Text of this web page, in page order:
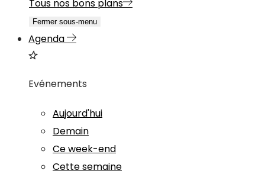
Tous nos bons plans
Fermer sous-menu
Agenda
Evénements
Aujourd'hui
Demain
Ce week-end
Cette semaine